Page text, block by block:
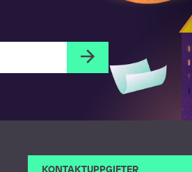
KONTAKTUPPGIFTER